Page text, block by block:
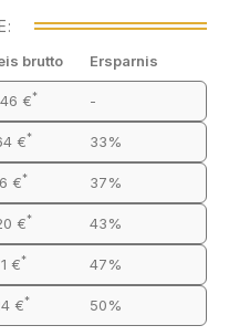
brutto Ersparnis
€* -
€* 33%
€* 37%
€* 43%
€* 47%
€* 50%